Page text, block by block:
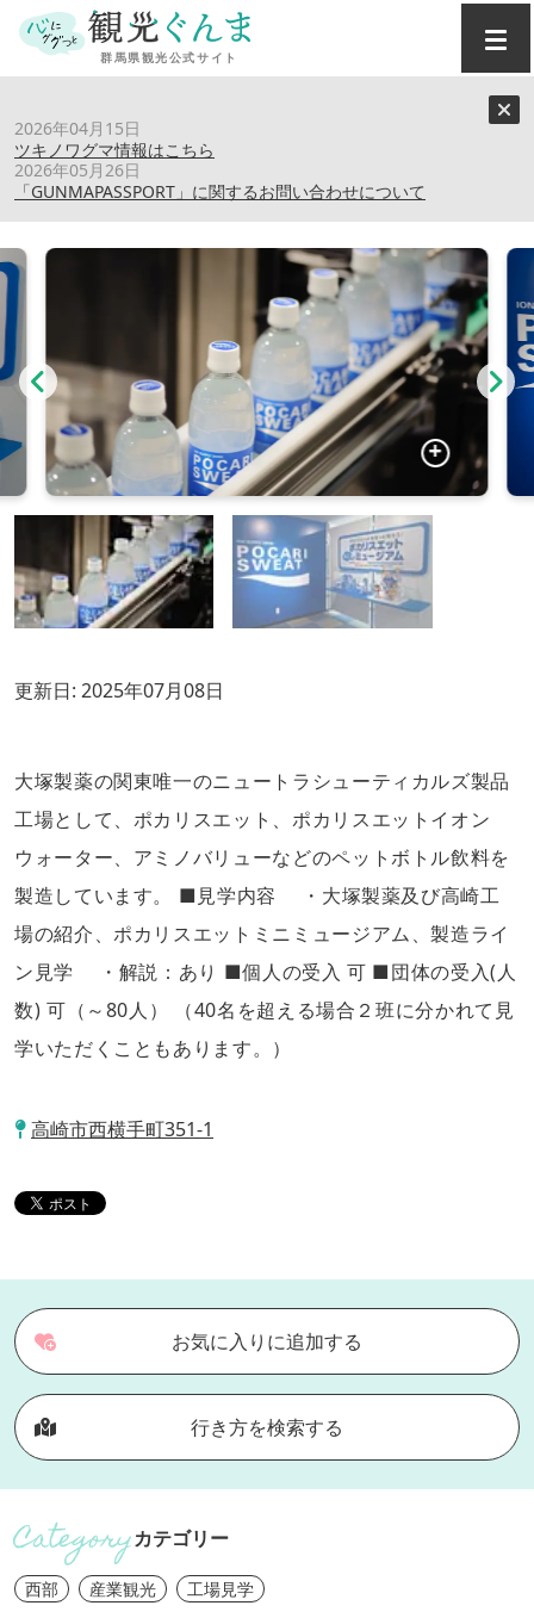
2026年04月15日
ツキノワグマ情報はこちら
2026年05月26日
「GUNMAPASSPORT」に関するお問い合わせについて
大塚製薬（株） 高崎工場
更新日: 2025年07月08日
大塚製薬の関東唯一のニュートラシューティカルズ製品
工場として、ポカリスエット、ポカリスエットイオン
ウォーター、アミノバリューなどのペットボトル飲料を
製造しています。 ■見学内容 ・大塚製薬及び高崎工
場の紹介、ポカリスエットミニミュージアム、製造ライ
ン見学 ・解説：あり ■個人の受入 可 ■団体の受入(人
数) 可（～80人） （40名を超える場合２班に分かれて見
学いただくこともあります。）
高崎市西横手町351-1
お気に入りに追加する
行き方を検索する
カテゴリー
西部 産業観光 工場見学